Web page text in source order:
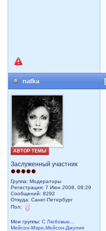
natka
АВТОР ТЕМЫ
Заслуженный участник
Группа: Модераторы
Регистрация: 7 Июн 2008, 08:29
Сообщений: 8292
Откуда: Санкт-Петербург
Пол:
Мои группы:С Любовью...
Мейсон-Мэри,Мейсон-Джулия